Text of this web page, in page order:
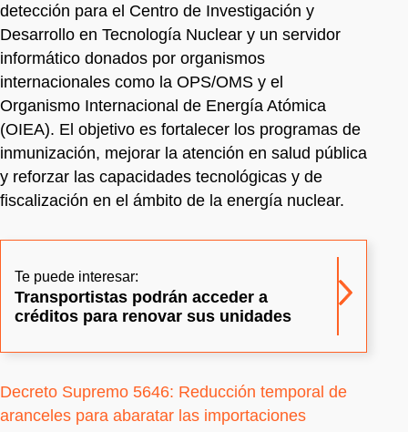
detección para el Centro de Investigación y
Desarrollo en Tecnología Nuclear y un servidor
informático donados por organismos
internacionales como la OPS/OMS y el
Organismo Internacional de Energía Atómica
(OIEA). El objetivo es fortalecer los programas de
inmunización, mejorar la atención en salud pública
y reforzar las capacidades tecnológicas y de
fiscalización en el ámbito de la energía nuclear.
Te puede interesar:
Transportistas podrán acceder a
créditos para renovar sus unidades
Decreto Supremo 5646: Reducción temporal de
aranceles para abaratar las importaciones